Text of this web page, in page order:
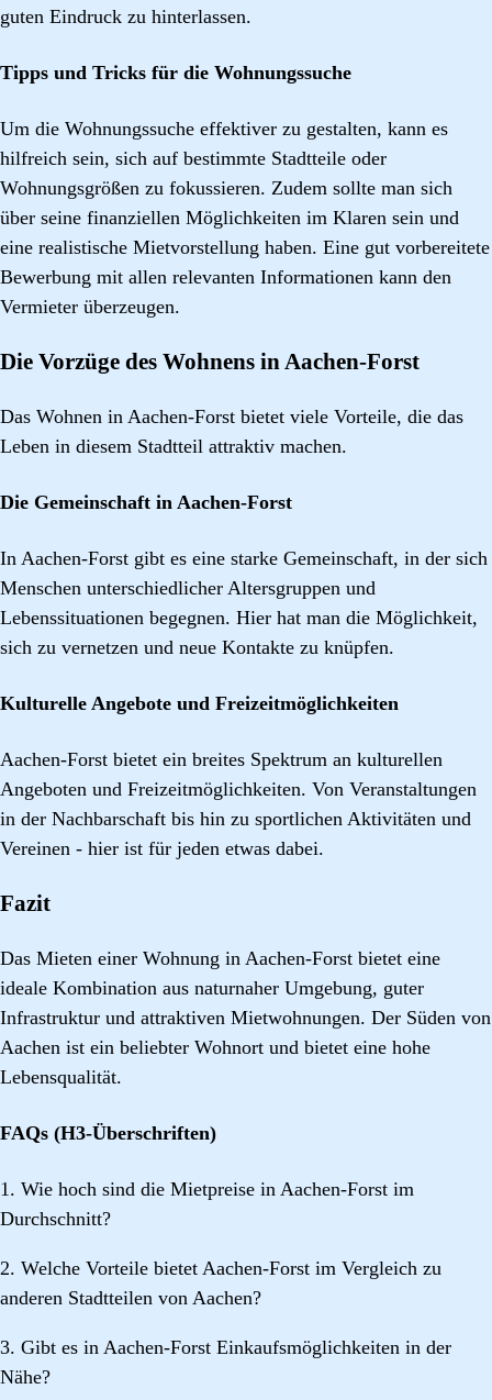
guten Eindruck zu hinterlassen.
Tipps und Tricks für die Wohnungssuche
Um die Wohnungssuche effektiver zu gestalten, kann es
hilfreich sein, sich auf bestimmte Stadtteile oder
Wohnungsgrößen zu fokussieren. Zudem sollte man sich
über seine finanziellen Möglichkeiten im Klaren sein und
eine realistische Mietvorstellung haben. Eine gut vorbereitete
Bewerbung mit allen relevanten Informationen kann den
Vermieter überzeugen.
Die Vorzüge des Wohnens in Aachen-Forst
Das Wohnen in Aachen-Forst bietet viele Vorteile, die das
Leben in diesem Stadtteil attraktiv machen.
Die Gemeinschaft in Aachen-Forst
In Aachen-Forst gibt es eine starke Gemeinschaft, in der sich
Menschen unterschiedlicher Altersgruppen und
Lebenssituationen begegnen. Hier hat man die Möglichkeit,
sich zu vernetzen und neue Kontakte zu knüpfen.
Kulturelle Angebote und Freizeitmöglichkeiten
Aachen-Forst bietet ein breites Spektrum an kulturellen
Angeboten und Freizeitmöglichkeiten. Von Veranstaltungen
in der Nachbarschaft bis hin zu sportlichen Aktivitäten und
Vereinen - hier ist für jeden etwas dabei.
Fazit
Das Mieten einer Wohnung in Aachen-Forst bietet eine
ideale Kombination aus naturnaher Umgebung, guter
Infrastruktur und attraktiven Mietwohnungen. Der Süden von
Aachen ist ein beliebter Wohnort und bietet eine hohe
Lebensqualität.
FAQs (H3-Überschriften)
1. Wie hoch sind die Mietpreise in Aachen-Forst im
Durchschnitt?
2. Welche Vorteile bietet Aachen-Forst im Vergleich zu
anderen Stadtteilen von Aachen?
3. Gibt es in Aachen-Forst Einkaufsmöglichkeiten in der
Nähe?